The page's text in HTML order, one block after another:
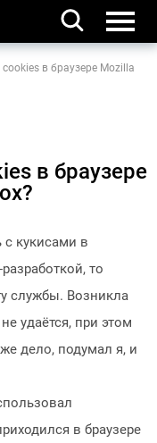
в браузере Mozilla
в браузере
с кукисами в
то
службы. Возникла
удаётся, при этом
дело, подумал я, и
в браузере